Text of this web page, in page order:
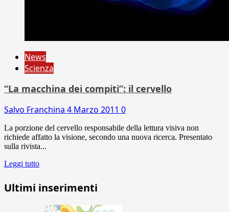
News
Scienza
“La macchina dei compiti”: il cervello
Salvo Franchina 4 Marzo 2011 0
La porzione del cervello responsabile della lettura visiva non
richiede affatto la visione, secondo una nuova ricerca. Presentato
sulla rivista...
Leggi tutto
Ultimi inserimenti